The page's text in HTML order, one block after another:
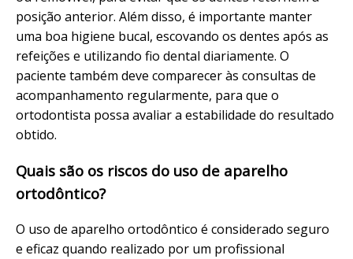
posição anterior. Além disso, é importante manter
uma boa higiene bucal, escovando os dentes após as
refeições e utilizando fio dental diariamente. O
paciente também deve comparecer às consultas de
acompanhamento regularmente, para que o
ortodontista possa avaliar a estabilidade do resultado
obtido.
Quais são os riscos do uso de aparelho
ortodôntico?
O uso de aparelho ortodôntico é considerado seguro
e eficaz quando realizado por um profissional